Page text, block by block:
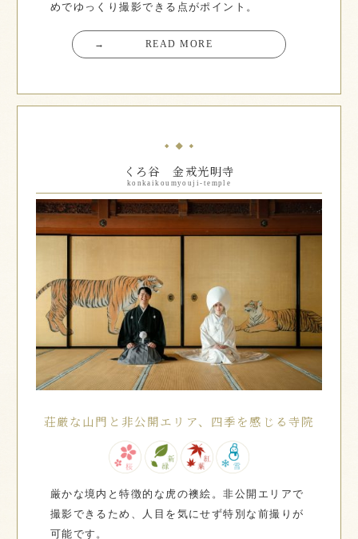
めでゆっくり撮影できる点がポイント。
→ READ MORE
くろ谷 金戒光明寺
konkaikoumyouji-temple
荘厳な山門と非公開エリア、四季を感じる寺院
厳かな境内と特徴的な虎の襖絵。非公開エリアで
撮影できるため、人目を気にせず特別な前撮りが
可能です。